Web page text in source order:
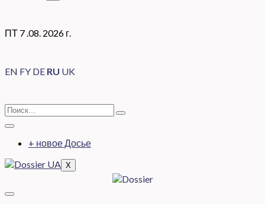
ПТ 7 .08. 2026 г.
EN FY DE RU UK
+ новое Досье
X